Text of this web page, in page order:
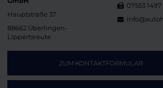
Hauptstraße 37
88662 Überlingen-
Lippertsreute
07553 1497
ZUM KONTAKTFORMULAR